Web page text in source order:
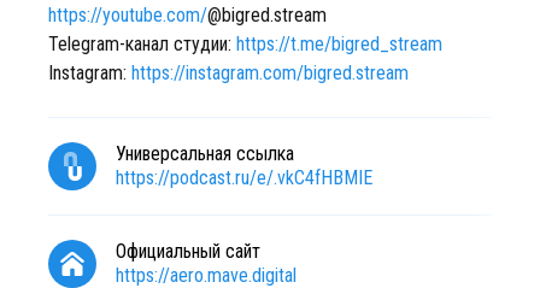
https://youtube.com/@bigred.stream
Telegram-канал студии: https://t.me/bigred_stream
Instagram: https://instagram.com/bigred.stream
Универсальная ссылка
https://podcast.ru/e/.vkC4fHBMIE
Официальный сайт
https://aero.mave.digital